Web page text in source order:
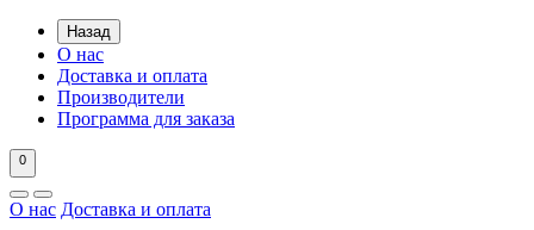
Назад
О нас
Доставка и оплата
Производители
Программа для заказа
0
О нас Доставка и оплата